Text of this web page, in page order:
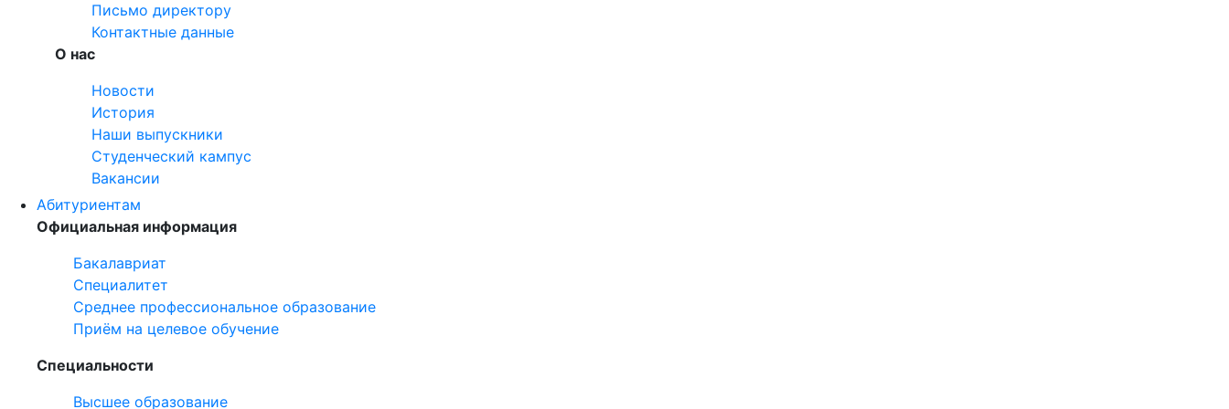
Письмо директору
Контактные данные
О нас
Новости
История
Наши выпускники
Студенческий кампус
Вакансии
Абитуриентам
Официальная информация
Бакалавриат
Специалитет
Среднее профессиональное образование
Приём на целевое обучение
Специальности
Высшее образование